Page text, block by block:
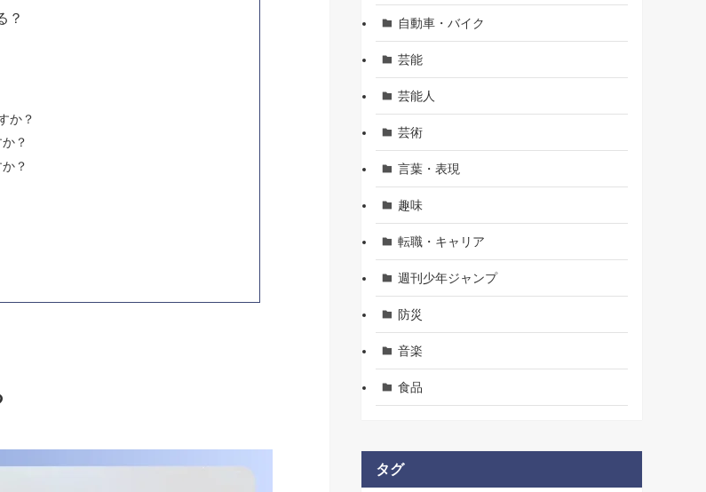
？
か？
？
？
自動車・バイク
芸能
芸能人
芸術
言葉・表現
趣味
転職・キャリア
週刊少年ジャンプ
防災
音楽
食品
タグ